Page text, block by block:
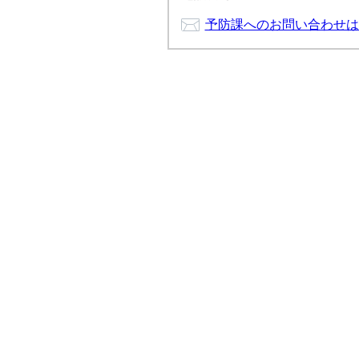
予防課へのお問い合わせ